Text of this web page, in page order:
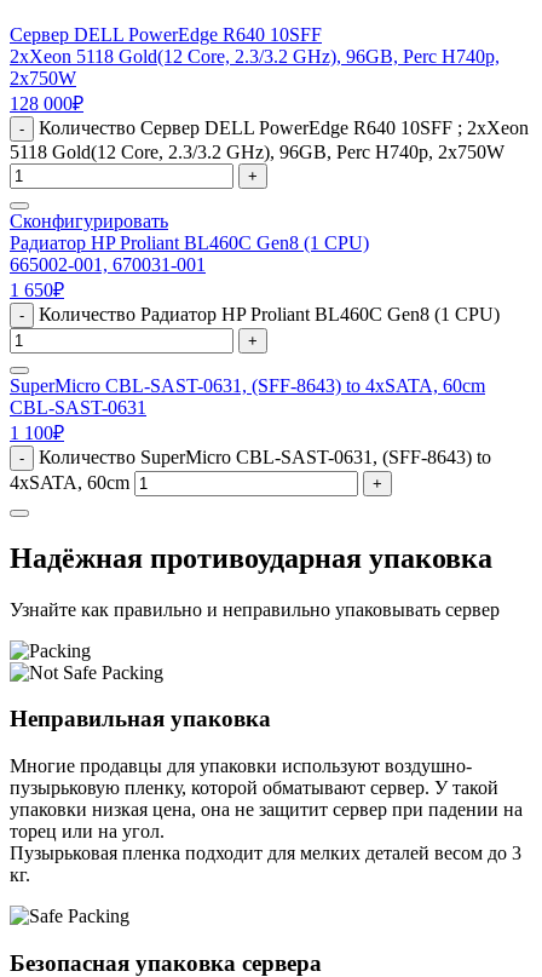
Сервер DELL PowerEdge R640 10SFF
2xXeon 5118 Gold(12 Core, 2.3/3.2 GHz), 96GB, Perc H740p,
2x750W
128 000₽
-
Количество Сервер DELL PowerEdge R640 10SFF ; 2xXeon
5118 Gold(12 Core, 2.3/3.2 GHz), 96GB, Perc H740p, 2x750W
+
Сконфигурировать
Радиатор HP Proliant BL460C Gen8 (1 CPU)
665002-001, 670031-001
1 650₽
- Количество Радиатор HP Proliant BL460C Gen8 (1 CPU)
+
SuperMicro CBL-SAST-0631, (SFF-8643) to 4xSATA, 60cm
CBL-SAST-0631
1 100₽
-
Количество SuperMicro CBL-SAST-0631, (SFF-8643) to
4xSATA, 60cm
+
Надёжная противоударная упаковка
Узнайте как правильно и неправильно упаковывать сервер
Неправильная упаковка
Многие продавцы для упаковки используют воздушно-
пузырьковую пленку, которой обматывают сервер. У такой
упаковки низкая цена, она не защитит сервер при падении на
торец или на угол.
Пузырьковая пленка подходит для мелких деталей весом до 3
кг.
Безопасная упаковка сервера